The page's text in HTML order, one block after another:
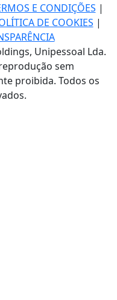
E CONDIÇÕES |
DE COOKIES |
Unipessoal Lda.
sem
proibida. Todos os